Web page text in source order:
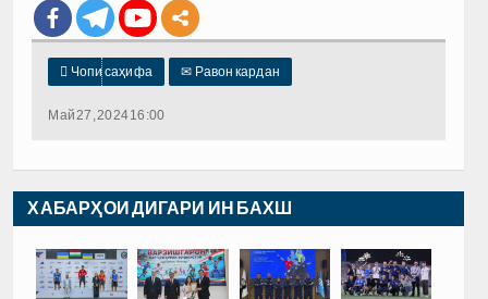
 Чопи саҳифа ✉ Равон кардан
Май 27, 2024 16:00
ХАБАРҲОИ ДИГАРИ ИН БАХШ